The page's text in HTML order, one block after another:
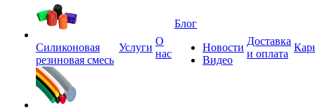
Силиконовая
резиновая смесь
Услуги
О
нас
Блог
Новости
Видео
Доставка
и оплата